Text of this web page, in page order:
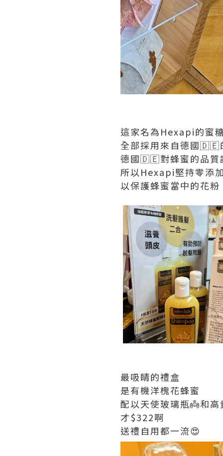
這家名為Hexapi的蜜
全部採用來自德國🇩🇪
德國🇩🇪對蜂蜜的品
所以Hexapi堅持零添
以保護蜂蜜當中的花
最吸睛的禮盒
是有機洋槐花蜂蜜
配以天使玻璃瓶👼和高
才$322啊
送禮自用都一流😍